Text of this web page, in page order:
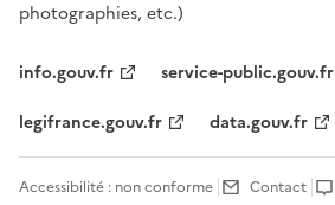
photographies, etc.)
info.gouv.fr
service-public.gouv.fr
legifrance.gouv.fr
data.gouv.fr
Accessibilité : non conforme Contact